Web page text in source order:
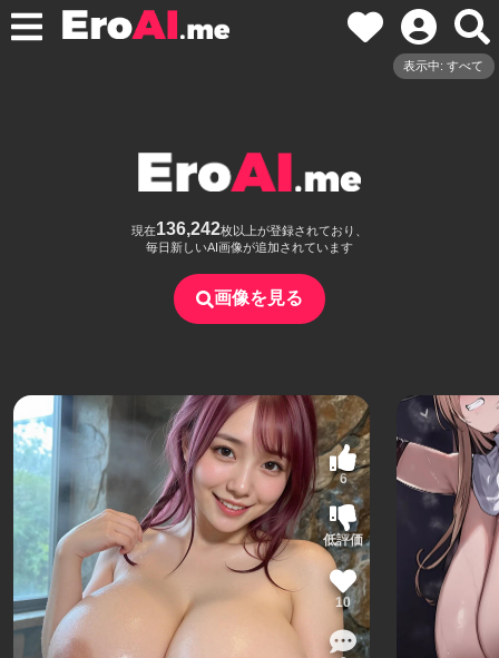
表示中: すべて
現在136,242枚以上が登録されており、
毎日新しいAI画像が追加されています
画像を見る
6
低評価
10